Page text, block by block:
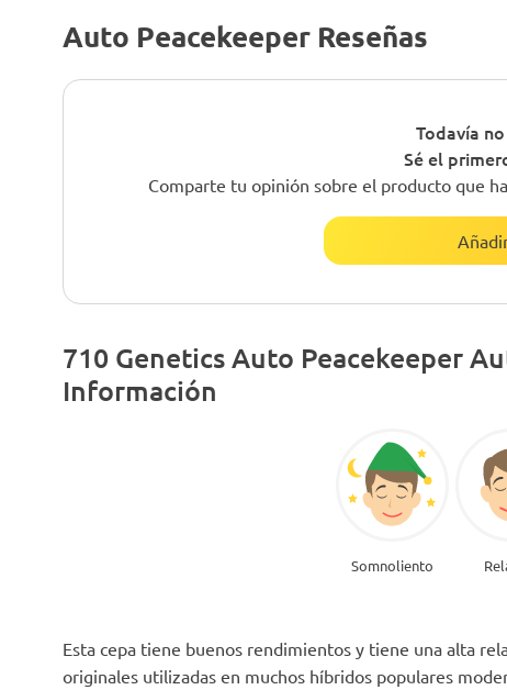
Auto Peacekeeper Reseñas
Todavía
Sé el
Comparte tu opinión sobre el producto que
710 Genetics Auto Peacekeeper
Información
Somnoliento
Esta cepa tiene buenos rendimientos y tiene una alta
originales utilizadas en muchos híbridos populares